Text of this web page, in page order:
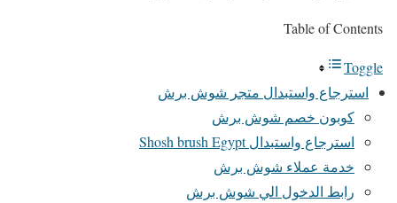
Table of Contents
Toggle
استرجاع واستبدال متجر شوش برش
كوبون خصم شوش برش
استرجاع واستبدال Shosh brush Egypt
خدمة عملاء شوش برش
رابط الدخول الي شوش برش